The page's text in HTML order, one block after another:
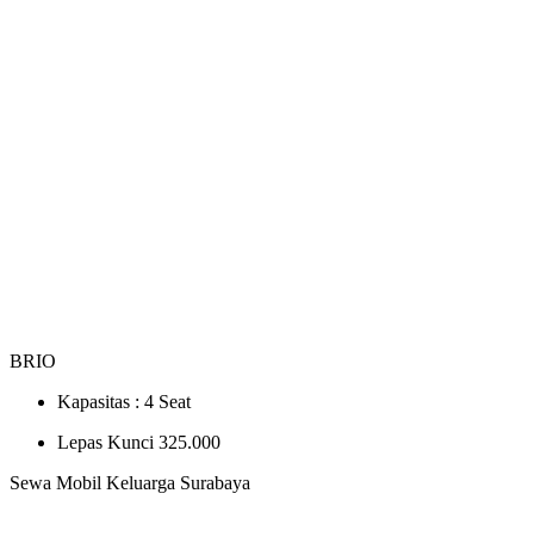
BRIO
Kapasitas : 4 Seat
Lepas Kunci 325.000
Sewa Mobil Keluarga Surabaya